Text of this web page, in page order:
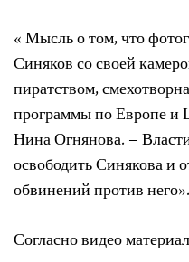
« Мысль о том, что
Синяков со своей
пиратством,
программы по Европе
Нина Огнянова. –
освободить Синякова и
обвинений против него».
Согласно видео